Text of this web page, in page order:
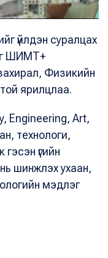
үйлдэн суралцах
ШИМТ+
Физикийн
ярилцлаа.
Engineering, Art,
технологи,
үгийн
шинжлэх ухаан,
мэдлэг